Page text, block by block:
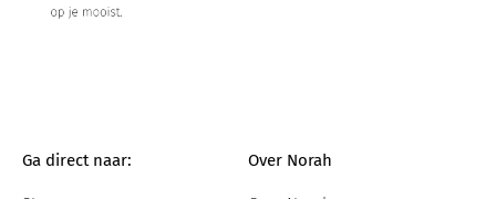
Ga direct naar: Over Norah